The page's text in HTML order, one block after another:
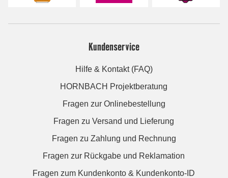
Kundenservice
Hilfe & Kontakt (FAQ)
HORNBACH Projektberatung
Fragen zur Onlinebestellung
Fragen zu Versand und Lieferung
Fragen zu Zahlung und Rechnung
Fragen zur Rückgabe und Reklamation
Fragen zum Kundenkonto & Kundenkonto-ID